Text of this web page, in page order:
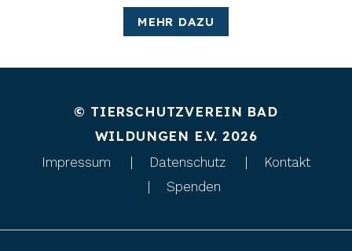
MEHR DAZU
© TIERSCHUTZVEREIN BAD
WILDUNGEN E.V. 2026
Impressum Datenschutz
Kontakt
Spenden